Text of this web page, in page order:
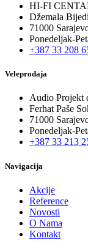
HI-FI
Džemala
71000
Ponedeljak-
+387 33 208
Veleprodaja
Audio Projekt
Ferhat Paše
71000
Ponedeljak-
+387 33 213
Navigacija
Akcije
Reference
Novosti
O Nama
Kontakt